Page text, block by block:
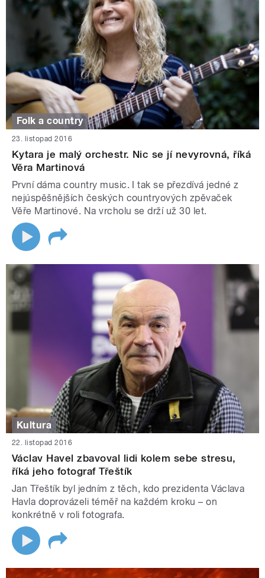
Folk a country
23. listopad 2016
Kytara je malý orchestr. Nic se jí nevyrovná, říká
Věra Martinová
První dáma country music. I tak se přezdívá jedné z
nejúspěšnějších českých countryových zpěvaček
Věře Martinové. Na vrcholu se drží už 30 let.
Kultura
22. listopad 2016
Václav Havel zbavoval lidi kolem sebe stresu,
říká jeho fotograf Třeštík
Jan Třeštík byl jedním z těch, kdo prezidenta Václava
Havla doprovázeli téměř na každém kroku – on
konkrétně v roli fotografa.